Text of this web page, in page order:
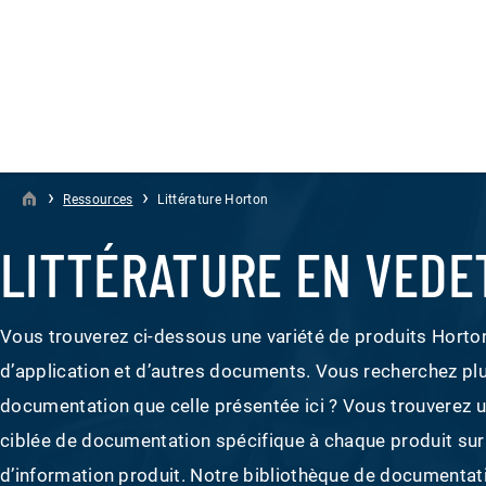
› Ressources › Littérature Horton
LITTÉRATURE EN
Vous trouverez ci-dessous une variété de produits
d’application et d’autres documents. Vous recherchez
documentation que celle présentée ici ? Vous trouverez
ciblée de documentation spécifique à chaque produit
d’information produit. Notre bibliothèque de